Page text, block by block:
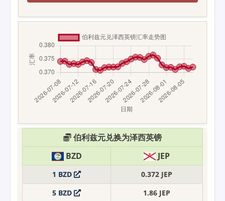
伯利兹元兑换为泽西英镑
BZD
JEP
1 BZD
0.372 JEP
5 BZD
1.86 JEP